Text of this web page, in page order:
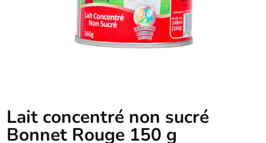
Lait concentré non sucré
Bonnet Rouge 150 g